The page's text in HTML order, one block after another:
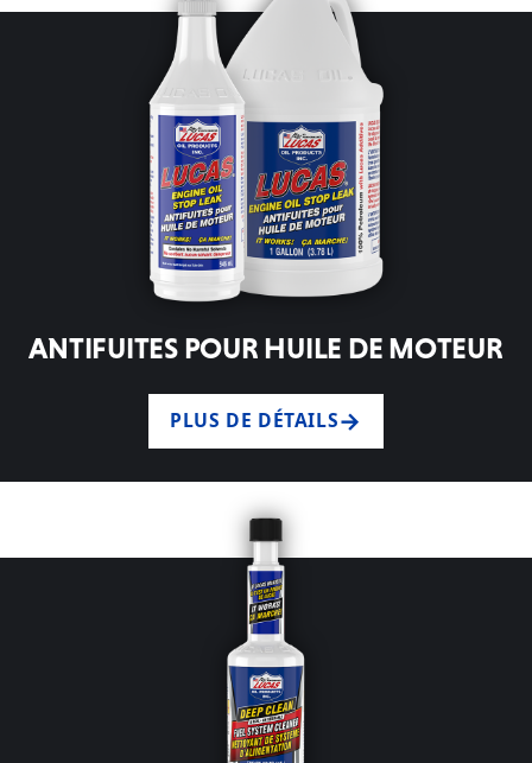
ANTIFUITES POUR HUILE DE MOTEUR
PLUS DE DÉTAILS